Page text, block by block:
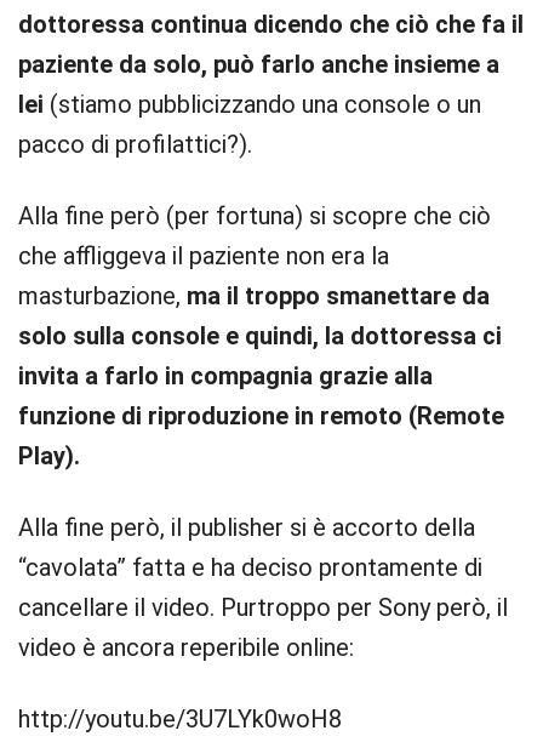
dottoressa continua dicendo che ciò che fa il
paziente da solo, può farlo anche insieme a
lei (stiamo pubblicizzando una console o un
pacco di profilattici?).
Alla fine però (per fortuna) si scopre che ciò
che affliggeva il paziente non era la
masturbazione, ma il troppo smanettare da
solo sulla console e quindi, la dottoressa ci
invita a farlo in compagnia grazie alla
funzione di riproduzione in remoto (Remote
Play).
Alla fine però, il publisher si è accorto della
“cavolata” fatta e ha deciso prontamente di
cancellare il video. Purtroppo per Sony però, il
video è ancora reperibile online:
http://youtu.be/3U7LYk0woH8